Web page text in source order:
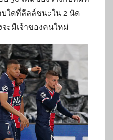
บใดที่ลีลล์ชนะใน 2 นัด
จะมีเจ้าของคนใหม่